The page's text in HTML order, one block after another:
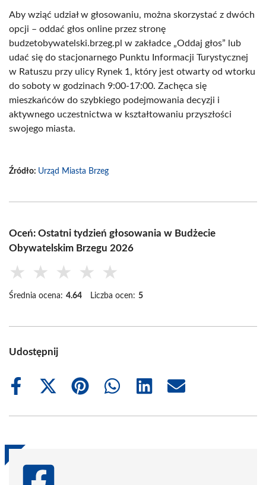
Aby wziąć udział w głosowaniu, można skorzystać z dwóch
opcji – oddać głos online przez stronę
budzetobywatelski.brzeg.pl w zakładce „Oddaj głos” lub
udać się do stacjonarnego Punktu Informacji Turystycznej
w Ratuszu przy ulicy Rynek 1, który jest otwarty od wtorku
do soboty w godzinach 9:00-17:00. Zachęca się
mieszkańców do szybkiego podejmowania decyzji i
aktywnego uczestnictwa w kształtowaniu przyszłości
swojego miasta.
Źródło: Urząd Miasta Brzeg
Oceń: Ostatni tydzień głosowania w Budżecie
Obywatelskim Brzegu 2026
★ ★ ★ ★ ★
Średnia ocena: 4.64 Liczba ocen: 5
Udostępnij
Share
Share
(Twitter)
Share
Share
Share
Share